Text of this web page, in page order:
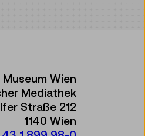
Wien
Mediathek
Straße 212
1140 Wien